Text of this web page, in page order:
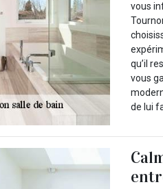
vous
qu’il
vous
de lui